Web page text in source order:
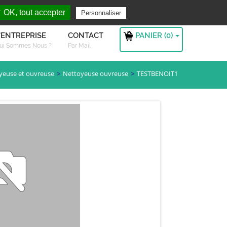
S'authentifier
?
Sommes Nous ?
CONTACT
Par Mail
PANIER (0)
et ouvreuse Nettoyeuse ouvreuse TESTBENOIT1
OK, tout accepter Personnaliser